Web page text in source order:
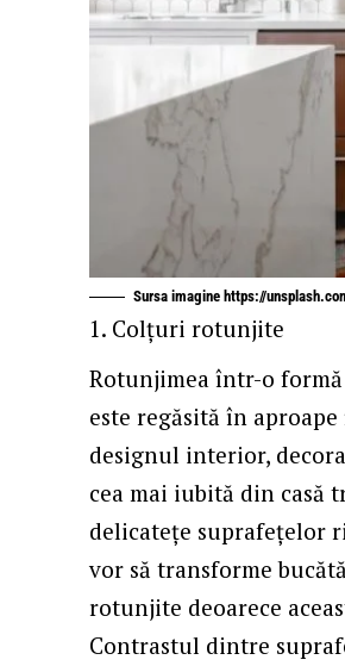
Sursa imagine https://
Colțuri rotunjite
Rotunjimea într-o
este regăsită în
designul interior,
cea mai iubită din casă
delicatețe suprafețelor
vor să transforme
rotunjite deoarece
Contrastul dintre